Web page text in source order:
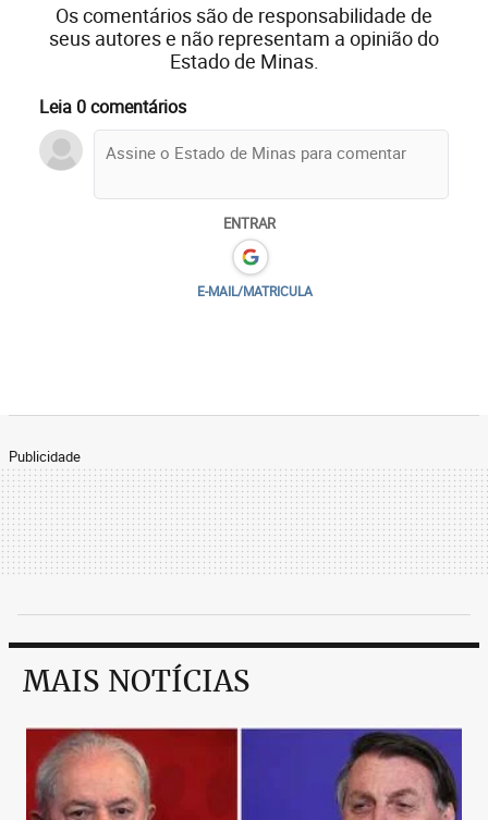
Os comentários são de responsabilidade de
seus autores e não representam a opinião do
Estado de Minas.
Leia 0 comentários
ENTRAR
E-MAIL/MATRICULA
Publicidade
MAIS NOTÍCIAS